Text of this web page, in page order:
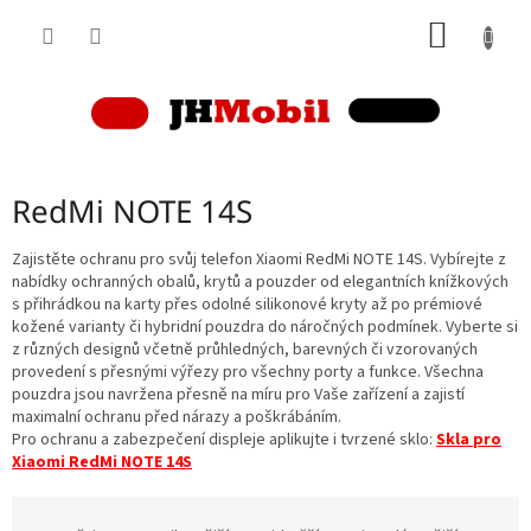
RedMi NOTE 14S
Zajistěte ochranu pro svůj telefon Xiaomi RedMi NOTE 14S. Vybírejte z
nabídky ochranných obalů, krytů a pouzder od elegantních knížkových
s přihrádkou na karty přes odolné silikonové kryty až po prémiové
kožené varianty či hybridní pouzdra do náročných podmínek. Vyberte si
z různých designů včetně průhledných, barevných či vzorovaných
provedení s přesnými výřezy pro všechny porty a funkce. Všechna
pouzdra jsou navržena přesně na míru pro Vaše zařízení a zajistí
maximalní ochranu před nárazy a poškrábáním.
Pro ochranu a zabezpečení displeje aplikujte i tvrzené sklo: Skla pro
Xiaomi RedMi NOTE 14S